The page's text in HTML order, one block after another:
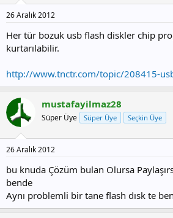
26 Aralık 2012
Her tür bozuk usb flash diskler chip
kurtarılabilir.
http://www.tnctr.com/topic/208415-
mustafayilmaz28
Süper Üye Süper Üye Seçkin Üye
26 Aralık 2012
bu knuda Çözüm bulan Olursa
bende
Aynı problemli bir tane flash dısk te